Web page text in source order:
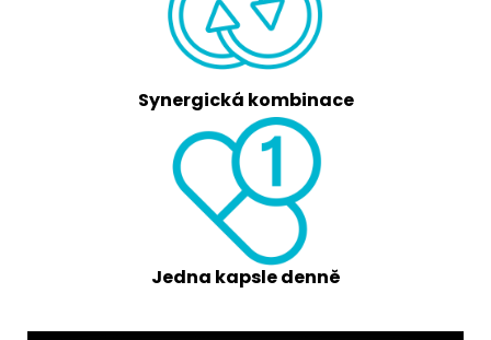
Synergická kombinace
Jedna kapsle denně